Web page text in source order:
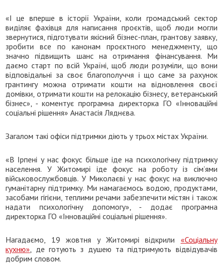
«І це вперше в історії України, коли громадський сектор
виділяє фахівця для написання проєктів, щоб люди могли
звернутися, підготувати якісний бізнес-план, грантову заявку,
зробити все по канонам проєктного менеджменту, що
значно підвищить шанс на отримання фінансування. Ми
даємо старт по всій Україні, щоб люди розуміли, що вони
відповідальні за своє благополуччя і що саме за рахунок
грантингу можна отримати кошти на відновлення своєї
домівки, отримати кошти на релокацію бізнесу, ветеранський
бізнес», - коментує програмна директорка ГО «Інноваційні
соціальні рішення» Анастасія Ляднєва.
Загалом такі офіси підтримки діють у трьох містах України.
«В Ірпені у нас фокус більше іде на психологічну підтримку
населення. У Житомирі іде фокус на роботу із сім’ями
військовослужбовців. У Миколаєві у нас фокус на виключно
гуманітарну підтримку. Ми намагаємось водою, продуктами,
засобами гігієни, теплими речами забезпечити містян і також
надати психологічну допомогу», - додає програмна
директорка ГО «Інноваційні соціальні рішення».
Нагадаємо, 19 жовтня у Житомирі відкрили «Соціальну
кухню», де готують з душею та підтримують відвідувачів
добрим словом.